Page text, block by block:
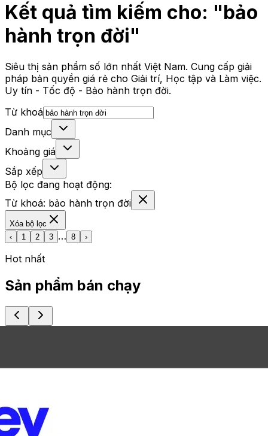
Kết quả tìm kiếm cho: "bảo
hành trọn đời"
Siêu thị sản phẩm số lớn nhất Việt Nam. Cung cấp giải
pháp bản quyền giá rẻ cho Giải trí, Học tập và Làm việc.
Uy tín - Tốc độ - Bảo hành trọn đời.
Từ khoá
Danh mục
Khoảng giá
Sắp xếp
Bộ lọc đang hoạt động:
Từ khoá: bảo hành trọn đời
Xóa bộ lọc
‹
1 2 3 … 8 ›
Hot nhất
Sản phẩm bán chạy